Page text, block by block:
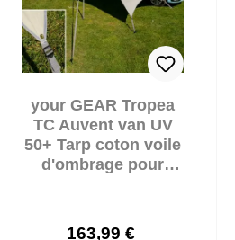
your GEAR Tropea
TC Auvent van UV
50+ Tarp coton voile
d'ombrage pour
163,99 €